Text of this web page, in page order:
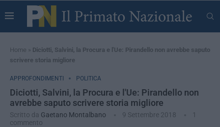
Home » Diciotti, Salvini, la Procura e l'Ue: Pirandello non avrebbe saputo
scrivere storia migliore
APPROFONDIMENTI POLITICA
Diciotti, Salvini, la Procura e l'Ue: Pirandello non
avrebbe saputo scrivere storia migliore
Scritto da Gaetano Montalbano 9 Settembre 2018
1
commento